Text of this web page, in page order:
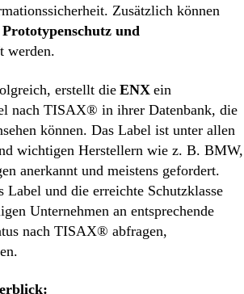
Zusätzlich können
Prototypenschutz und
werden.
erstellt die ENX ein
nach TISAX® in ihrer Datenbank, die
können. Das Label ist unter allen
wichtigen Herstellern wie z. B. BMW,
anerkannt und meistens gefordert.
Label und die erreichte Schutzklasse
Unternehmen an entsprechende
nach TISAX® abfragen,